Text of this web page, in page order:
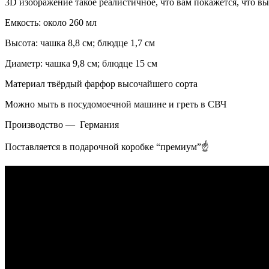
3D изображение такое реалистичное, что вам покажется, что
Емкость: около 260 мл
Высота: чашка 8,8 см; блюдце 1,7 см
Диаметр: чашка 9,8 см; блюдце 15 см
Материал твёрдый фарфор высочайшего сорта
Можно мыть в посудомоечной машине и греть в СВЧ
Производство — Германия
Поставляется в подарочной коробке “премиум”☝